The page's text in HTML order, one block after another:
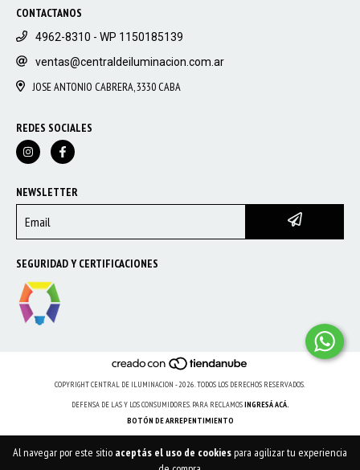
Al navegar por este sitio aceptás el uso de cookiespara agilizar tu experiencia
CONTACTANOS
4962-8310 - WP 1150185139
ventas@centraldeiluminacion.com.ar
JOSE ANTONIO CABRERA, 3330 CABA
REDES SOCIALES
NEWSLETTER
SEGURIDAD Y CERTIFICACIONES
COPYRIGHT CENTRAL DE ILUMINACION - 2026. TODOS LOS DERECHOS RESERVADOS.
DEFENSA DE LAS Y LOS CONSUMIDORES. PARA RECLAMOSINGRESÁ ACÁ.
BOTÓN DE ARREPENTIMIENTO